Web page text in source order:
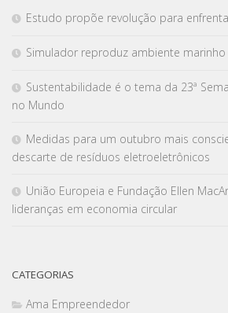
Estudo propõe revolução para
Simulador reproduz ambiente
Sustentabilidade é o tema da 23ª
no Mundo
Medidas para um outubro mais
descarte de resíduos eletroeletrônicos
União Europeia e Fundação Ellen
lideranças em economia circular
CATEGORIAS
Ama Empreendedor